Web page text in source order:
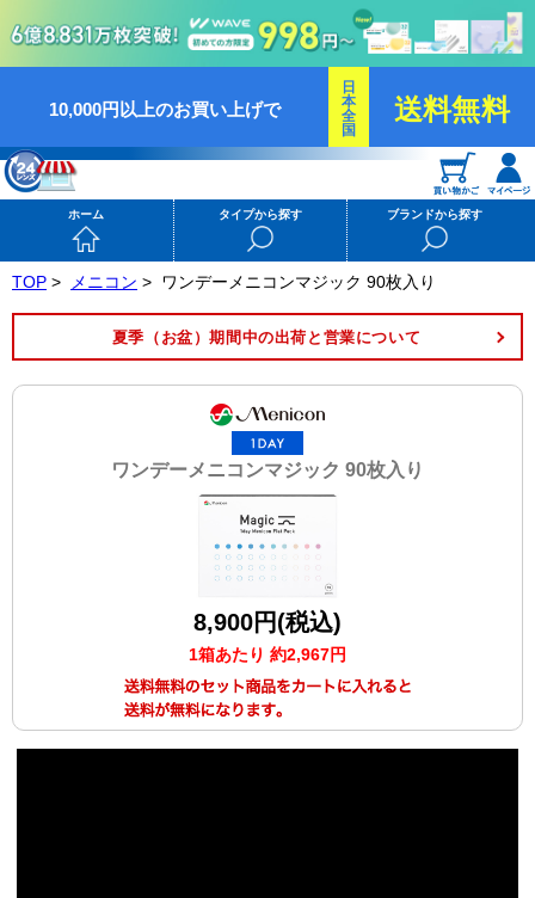
10,000円以上のお買い上げで
日
本
全
国
送料無料
ホーム タイプから探す ブランドから探す
TOP > メニコン > ワンデーメニコンマジック 90枚入り
夏季（お盆）期間中の出荷と営業について
ワンデーメニコンマジック 90枚入り
8,900円(税込)
1箱あたり 約2,967円